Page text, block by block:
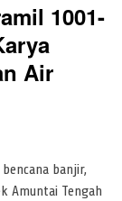
1001-
Air
banjir,
Amuntai Tengah